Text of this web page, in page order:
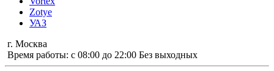
Zotye
УАЗ
г. Москва
Время работы: с 08:00 до 22:00 Без выходных